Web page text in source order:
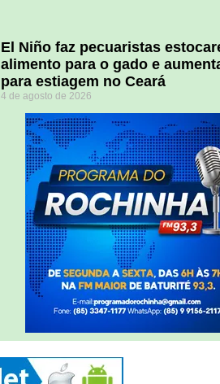
El Niño faz pecuaristas
alimento para o gado e
para estiagem no Ceará
4 de agosto de 2026